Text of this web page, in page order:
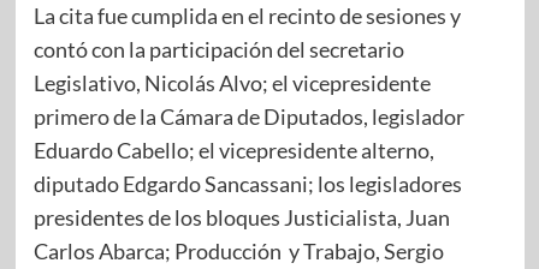
La cita fue cumplida en el recinto de sesiones y
contó con la participación del secretario
Legislativo, Nicolás Alvo; el vicepresidente
primero de la Cámara de Diputados, legislador
Eduardo Cabello; el vicepresidente alterno,
diputado Edgardo Sancassani; los legisladores
presidentes de los bloques Justicialista, Juan
Carlos Abarca; Producción y Trabajo, Sergio